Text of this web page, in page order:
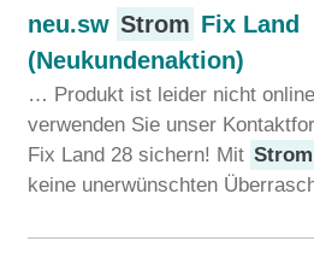
neu.sw Strom Fix Land
(Neukundenaktion)
… Produkt ist leider nicht
verwenden Sie unser
Fix Land 28 sichern! Mit Strom
keine unerwünschten